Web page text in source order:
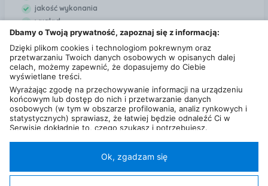
jakość wykonania
wygląd
Kategorie
Miasta Sklepy FAQ Regulamin
Dbamy o Twoją prywatność, zapoznaj się z informacją:
Dzięki plikom cookies i technologiom pokrewnym oraz
przetwarzaniu Twoich danych osobowych w opisanych dalej
celach, możemy zapewnić, że dopasujemy do Ciebie
wyświetlane treści.
Wyrażając zgodę na przechowywanie informacji na urządzeniu
końcowym lub dostęp do nich i przetwarzanie danych
osobowych (w tym w obszarze profilowania, analiz rynkowych i
statystycznych) sprawiasz, że łatwiej będzie odnaleźć Ci w
Serwisie dokładnie to, czego szukasz i potrzebujesz.
internetowy, dane przeglądania)nasi partnerzy (129 partnerów)
Twoja zgoda jest dobrowolna i obejmuje przetwarzanie danych
Ok, zgadzam się